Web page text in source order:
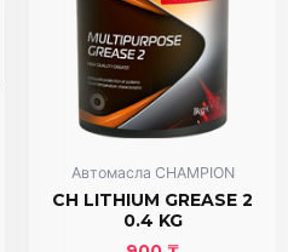
Автомасла CHAMPION
CH LITHIUM GREASE 2
0.4 KG